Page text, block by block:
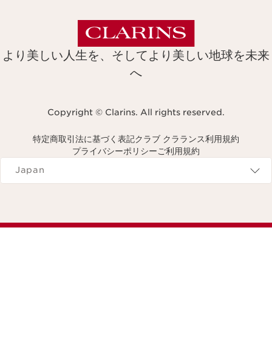
より美しい人生を、そしてより美しい地球を未来
へ
Copyright © Clarins. All rights reserved.
特定商取引法に基づく表記クラブ クラランス利用規約
プライバシーポリシーご利用規約
Navigates to
Japan